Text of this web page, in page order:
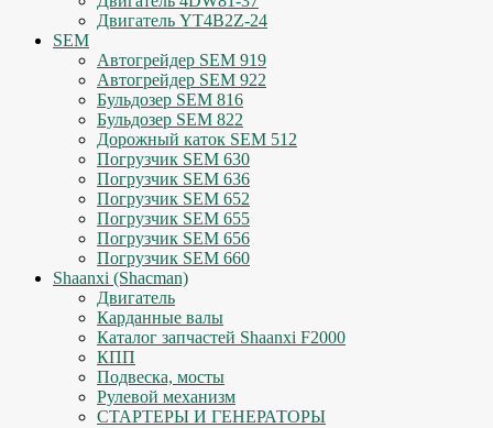
Двигатель YT4B2Z-24
SEM
Автогрейдер SEM 919
Автогрейдер SEM 922
Бульдозер SEM 816
Бульдозер SEM 822
Дорожный каток SEM 512
Погрузчик SEM 630
Погрузчик SEM 636
Погрузчик SEM 652
Погрузчик SEM 655
Погрузчик SEM 656
Погрузчик SEM 660
Shaanxi (Shacman)
Двигатель
Карданные валы
Каталог запчастей Shaanxi F2000
КПП
Подвеска, мосты
Рулевой механизм
СТАРТЕРЫ И ГЕНЕРАТОРЫ